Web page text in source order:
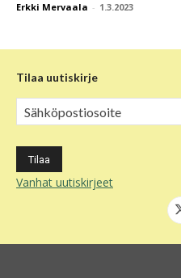
Erkki Mervaala - 1.3.2023
Tilaa uutiskirje
Vanhat uutiskirjeet